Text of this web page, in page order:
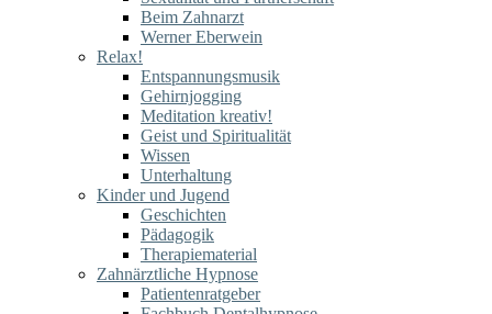
Beim Zahnarzt
Werner Eberwein
Relax!
Entspannungsmusik
Gehirnjogging
Meditation kreativ!
Geist und Spiritualität
Wissen
Unterhaltung
Kinder und Jugend
Geschichten
Pädagogik
Therapiematerial
Zahnärztliche Hypnose
Patientenratgeber